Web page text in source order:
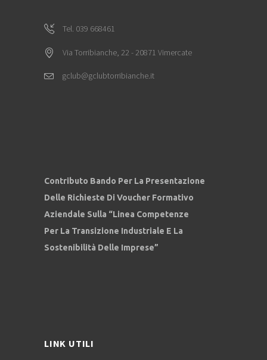
Tel. 039 668461
Via Torribianche, 22 - 20871 Vimercate
gclub@gclubtorribianche.it
Contributo Bando Per La Presentazione
Delle Richieste Di Voucher Formativo
Aziendale Sulla “Linea Competenze
Per La Transizione Industriale E La
Sostenibilità Delle Imprese”
LINK UTILI